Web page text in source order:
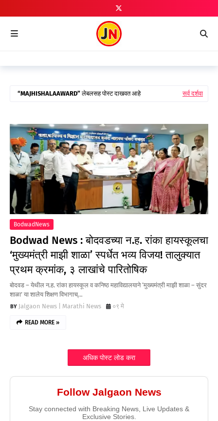
MAJHISHALAAWARD लेबलसह पोस्ट दाखवत आहे सर्व दर्शवा
BodwadNews
Bodwad News : बोदवडच्या न.ह. रांका हायस्कूलचा
‘मुख्यमंत्री माझी शाळा’ स्पर्धेत भव्य विजय! तालुक्यात
प्रथम क्रमांक, ३ लाखांचे पारितोषिक
बोदवड – येथील न.ह. रांका हायस्कूल व कनिष्ठ महाविद्यालयाने ‘मुख्यमंत्री माझी शाळा – सुंदर
शाळा’ या शालेय शिक्षण विभागाच्…
Jalgaon News | Marathi News
०९ मे
READ MORE »
अधिक पोस्ट लोड करा
Follow Jalgaon News
Stay connected with Breaking News, Live Updates &
Exclusive Stories.